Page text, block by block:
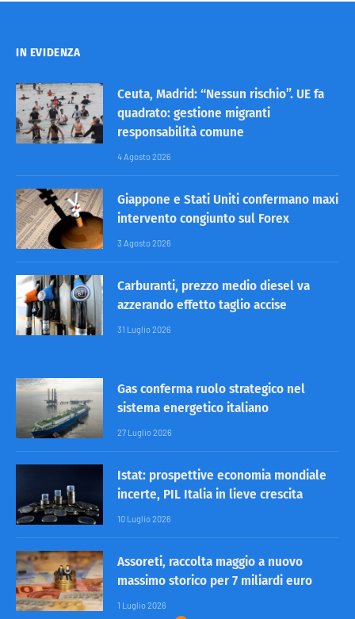
IN EVIDENZA
Ceuta, Madrid: “Nessun rischio”. UE fa
quadrato: gestione migranti
responsabilità comune
4 Agosto 2026
Giappone e Stati Uniti confermano maxi
intervento congiunto sul Forex
3 Agosto 2026
Carburanti, prezzo medio diesel va
azzerando effetto taglio accise
31 Luglio 2026
Gas conferma ruolo strategico nel
sistema energetico italiano
27 Luglio 2026
Istat: prospettive economia mondiale
incerte, PIL Italia in lieve crescita
10 Luglio 2026
Assoreti, raccolta maggio a nuovo
massimo storico per 7 miliardi euro
1 Luglio 2026